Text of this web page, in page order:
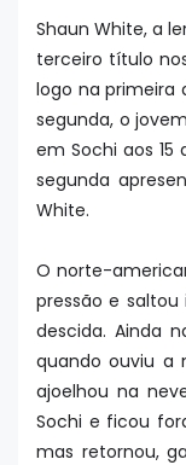
Shaun White, a
terceiro título
logo na primeira
segunda, o
em Sochi aos 15
segunda
White.
O norte-
pressão e
descida. Ainda
quando ouviu a
ajoelhou na
Sochi e ficou
mas retornou,